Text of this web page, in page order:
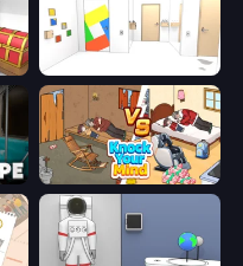
Mirror Room Escape
Knock Your Mind